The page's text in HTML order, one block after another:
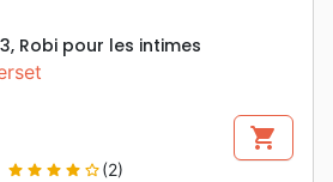
Robi pour les intimes
shopping_cart
star star star star star_border(2)